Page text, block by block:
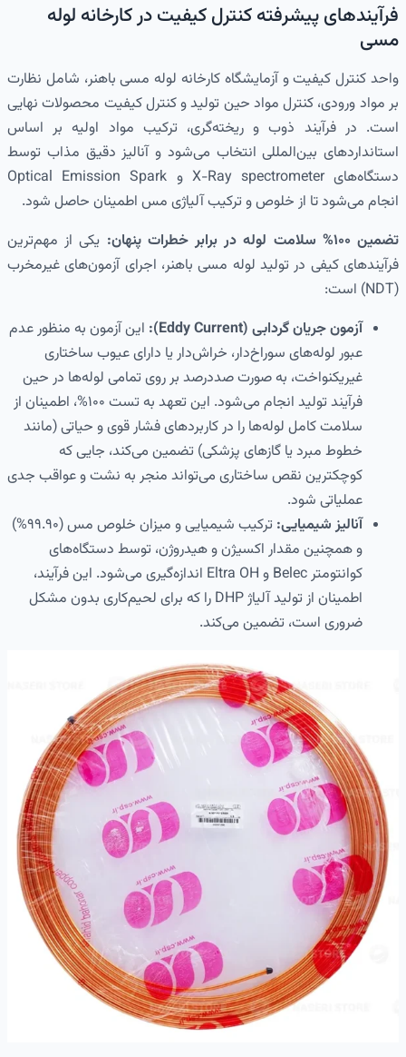
فرآیندهای پیشرفته کنترل کیفیت در کارخانه لوله
مسی
واحد کنترل کیفیت و آزمایشگاه کارخانه لوله مسی باهنر، شامل نظارت
بر مواد ورودی، کنترل مواد حین تولید و کنترل کیفیت محصولات نهایی
است. در فرآیند ذوب و ریخته‌گری، ترکیب مواد اولیه بر اساس
استانداردهای بین‌المللی انتخاب می‌شود و آنالیز دقیق مذاب توسط
دستگاه‌های X-Ray spectrometer و Optical Emission Spark
انجام می‌شود تا از خلوص و ترکیب آلیاژی مس اطمینان حاصل شود.
تضمین ۱۰۰% سلامت لوله در برابر خطرات پنهان:
یکی از مهم‌ترین
فرآیندهای کیفی در تولید لوله مسی باهنر، اجرای آزمون‌های غیرمخرب
(NDT) است:
آزمون جریان گردابی (Eddy Current):
این آزمون به منظور عدم
عبور لوله‌های سوراخ‌دار، خراش‌دار یا دارای عیوب ساختاری
غیریکنواخت، به صورت صددرصد بر روی تمامی لوله‌ها در حین
فرآیند تولید انجام می‌شود. این تعهد به تست ۱۰۰%، اطمینان از
سلامت کامل لوله‌ها را در کاربردهای فشار قوی و حیاتی (مانند
خطوط مبرد یا گازهای پزشکی) تضمین می‌کند، جایی که
کوچکترین نقص ساختاری می‌تواند منجر به نشت و عواقب جدی
عملیاتی شود.
آنالیز شیمیایی:
ترکیب شیمیایی و میزان خلوص مس (۹۹.۹۰%)
و همچنین مقدار اکسیژن و هیدروژن، توسط دستگاه‌های
کوانتومتر Belec و Eltra OH اندازه‌گیری می‌شود. این فرآیند،
اطمینان از تولید آلیاژ DHP را که برای لحیم‌کاری بدون مشکل
ضروری است، تضمین می‌کند.